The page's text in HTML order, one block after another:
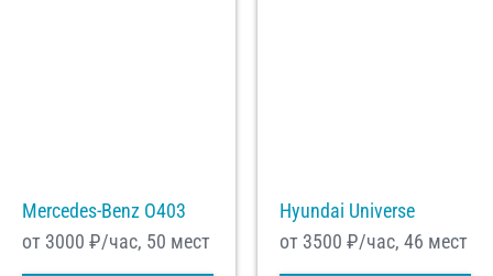
Mercedes-Benz О403
от 3000 ₽/час, 50 мест
Hyundai Universe
от 3500 ₽/час, 46 мест